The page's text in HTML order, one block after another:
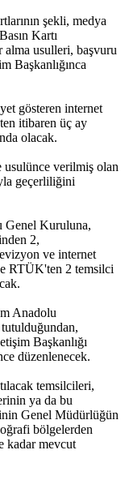
şekli, medya
Kartı
alma usulleri, başvuru
Başkanlığınca
gösteren internet
itibaren üç ay
olacak.
verilmiş olan
geçerliliğini
Genel Kuruluna,
2,
ve internet
RTÜK'ten 2 temsilci
Anadolu
Başkanlığı
düzenlenecek.
temsilcileri,
ya da bu
Genel Müdürlüğün
bölgelerden
kadar mevcut